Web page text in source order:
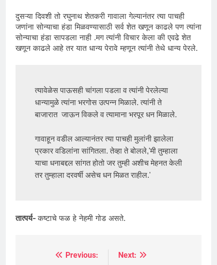
दुसऱ्या दिवशी तो रघुनाथ शेतकरी गावाला गेल्यानंतर त्या पाचही
जणांना सोन्याचा हंडा मिळवण्यासाठी सर्व शेत खणून काढले पण त्यांना
सोन्याचा हंडा सापडला नाही .मग त्यांनी विचार केला की एवढे शेत
खणून काढले आहे तर यात धान्य पेरावे म्हणून त्यांनी तेथे धान्य पेरले.
त्यावेळेस पाऊसही चांगला पडला व त्यांनी पेरलेल्या
धान्यामुळे त्यांना भरगोस उत्पन्न मिळाले. त्यांनी ते
बाजारात  जाऊन विकले व त्यामाना भरपूर धन मिळाले.
गावाहून वडील आल्यानंतर त्या पाचही मुलांनी झालेला
प्रकार वडिलांना सांगितला. तेव्हा ते बोलले,'मी तुम्हाला
याचा धनाबद्दल सांगत होतो जर तुम्ही अशीच मेहनत केली
तर तुम्हाला दरवर्षी असेच धन मिळत राहील.'
तात्पर्य-कष्टाचे फळ हे नेहमी गोड असते.
Previous:
Next: